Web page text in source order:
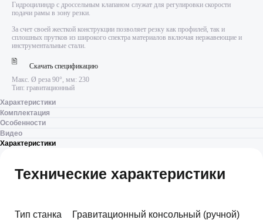
Гидроцилиндр с дроссельным клапаном служат для регулировки скорости
подачи рамы в зону резки.
За счет своей жесткой конструкции позволяет резку как профилей, так и
сплошных прутков из широкого спектра материалов включая нержавеющие и
инструментальные стали.
Скачать спецификацию
Макс. Ø реза 90°, мм: 230
Тип: гравитационный
Характеристики
Комплектация
Особенности
Видео
Характеристики
Технические характеристики
Тип станка Гравитационный консольный (ручной)